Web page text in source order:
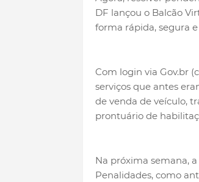
DF lançou o Balcão
forma rápida, segura
Com login via Gov.br
serviços que antes
de venda de veículo,
prontuário de
Na próxima semana,
Penalidades, como